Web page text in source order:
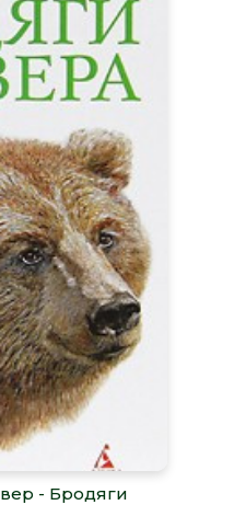
- Бродяги